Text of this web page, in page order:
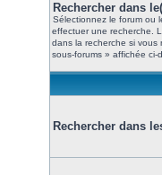
Rechercher dans
Sélectionnez le forum ou
effectuer une recherche.
dans la recherche si vous
sous-forums » affichée ci-
Rechercher dans